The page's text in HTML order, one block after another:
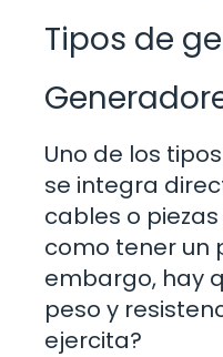
Tipos de
Uno de los
se integra
cables o
como tener un
embargo, hay
peso y
ejercita?